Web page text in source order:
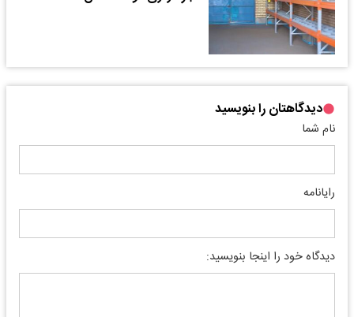
دیدگاهتان را بنویسید
نام شما
رایانامه
دیدگاه خود را اینجا بنویسید: